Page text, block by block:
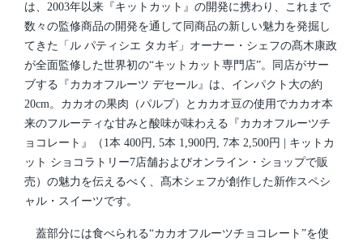
は、2003年以来『キットカット』の開発に携わり、これまで
数々の監修商品の開発を通して同商品の新しい魅力を発掘し
てきた「ル パティシエ タカギ」オーナー・シェフの髙木康政
が全面監修した世界初の“キットカット専門店”。同店がサー
ブする『カカオフルーツ デセール』は、インパクト大の約
20cm。カカオの果肉（パルプ）とカカオ豆の使用でカカオ本
来のフルーティな甘みと酸味が味わえる『カカオフルーツチ
ョコレート』（1本 400円, 5本 1,900円, 7本 2,500円 | キットカ
ット ショコラトリー7店舗およびオンライン・ショップで販
売）の魅力を伝えるべく、髙木シェフが創作した新作スペシ
ャル・スイーツです。
蓋部分には食べられる“カカオフルーツチョコレート”を使